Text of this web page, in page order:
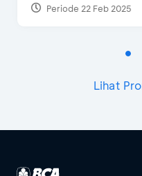
Periode 22 Feb 2025
Lihat